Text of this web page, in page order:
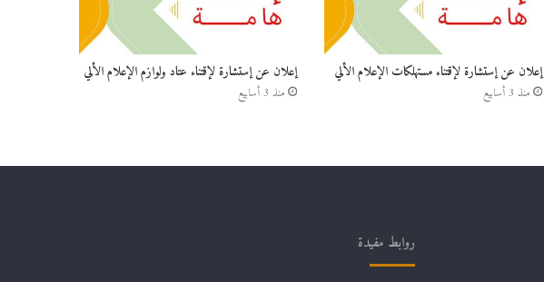
إعلان عن إستشارة لإقتناء مستهلكات الإعلام الألي
منذ 3 أسابيع
إعلان عن إستشارة لإقتناء عتاد ولوازم الإعلام الألي
منذ 3 أسابيع
روابط مفيدة